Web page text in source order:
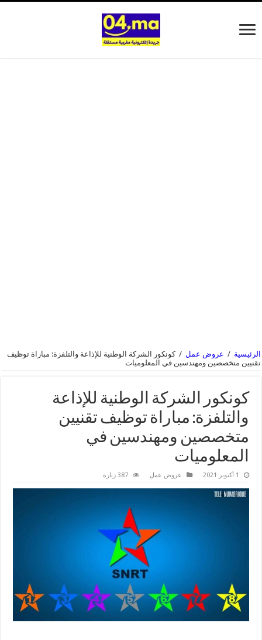
الرئيسية / عروض عمل / كونكور الشركة الوطنية للإذاعة والتلفزة: مباراة توظيف
تقنيين متخصصين ومهندسين في المعلوميات
كونكور الشركة الوطنية للإذاعة
والتلفزة: مباراة توظيف تقنيين
متخصصين ومهندسين في
المعلوميات
1 أكتوبر 2021 عروض عمل 387 زيارة